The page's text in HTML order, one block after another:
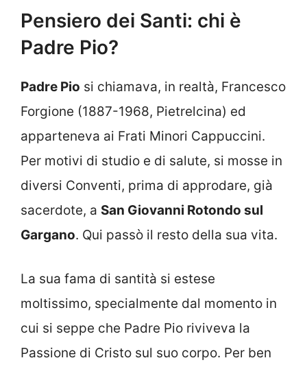
Pensiero dei Santi: chi è
Padre Pio?
Padre Pio si chiamava, in realtà, Francesco
Forgione (1887-1968, Pietrelcina) ed
apparteneva ai Frati Minori Cappuccini.
Per motivi di studio e di salute, si mosse in
diversi Conventi, prima di approdare, già
sacerdote, a San Giovanni Rotondo sul
Gargano. Qui passò il resto della sua vita.
La sua fama di santità si estese
moltissimo, specialmente dal momento in
cui si seppe che Padre Pio riviveva la
Passione di Cristo sul suo corpo. Per ben